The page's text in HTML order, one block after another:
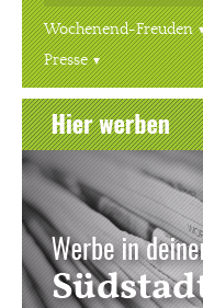
Wochenend-Freuden
Presse